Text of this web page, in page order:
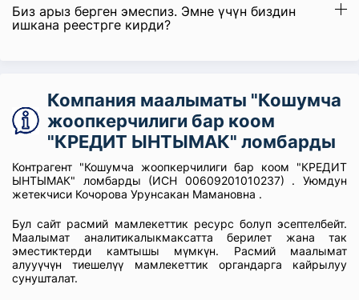
Биз арыз берген эмеспиз. Эмне үчүн биздин
ишкана реестрге кирди?
Компания маалыматы "Кошумча
жоопкерчилиги бар коом
"КРЕДИТ ЫНТЫМАК" ломбарды
Контрагент "Кошумча жоопкерчилиги бар коом "КРЕДИТ
ЫНТЫМАК" ломбарды (ИСН 00609201010237) . Уюмдун
жетекчиси Кочорова Урунсакан Мамановна .
Бул сайт расмий мамлекеттик ресурс болуп эсептелбейт.
Маалымат аналитикалыкмаксатта берилет жана так
эместиктерди камтышы мүмкүн. Расмий маалымат
алууүчүн тиешелүү мамлекеттик органдарга кайрылуу
сунушталат.